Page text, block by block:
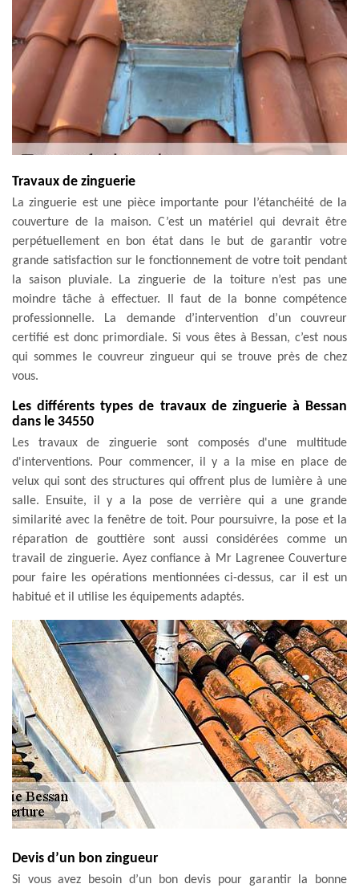
Travaux de zinguerie
La zinguerie est une pièce importante pour l’étanchéité de la
couverture de la maison. C’est un matériel qui devrait être
perpétuellement en bon état dans le but de garantir votre
grande satisfaction sur le fonctionnement de votre toit pendant
la saison pluviale. La zinguerie de la toiture n’est pas une
moindre tâche à effectuer. Il faut de la bonne compétence
professionnelle. La demande d’intervention d’un couvreur
certifié est donc primordiale. Si vous êtes à Bessan, c’est nous
qui sommes le couvreur zingueur qui se trouve près de chez
vous.
Les différents types de travaux de zinguerie à Bessan
dans le 34550
Les travaux de zinguerie sont composés d'une multitude
d'interventions. Pour commencer, il y a la mise en place de
velux qui sont des structures qui offrent plus de lumière à une
salle. Ensuite, il y a la pose de verrière qui a une grande
similarité avec la fenêtre de toit. Pour poursuivre, la pose et la
réparation de gouttière sont aussi considérées comme un
travail de zinguerie. Ayez confiance à Mr Lagrenee Couverture
pour faire les opérations mentionnées ci-dessus, car il est un
habitué et il utilise les équipements adaptés.
Devis d’un bon zingueur
Si vous avez besoin d’un bon devis pour garantir la bonne